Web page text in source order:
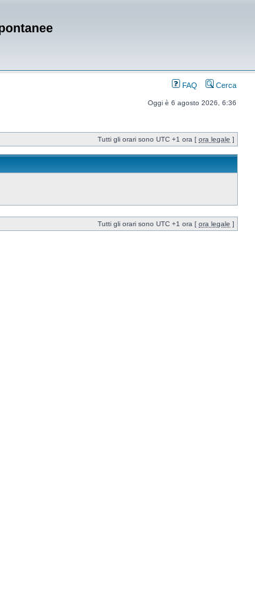
FAQ Cerca
Oggi è 6 agosto 2026, 6:36
Tutti gli orari sono UTC +1 ora [ ora legale ]
Tutti gli orari sono UTC +1 ora [ ora legale ]